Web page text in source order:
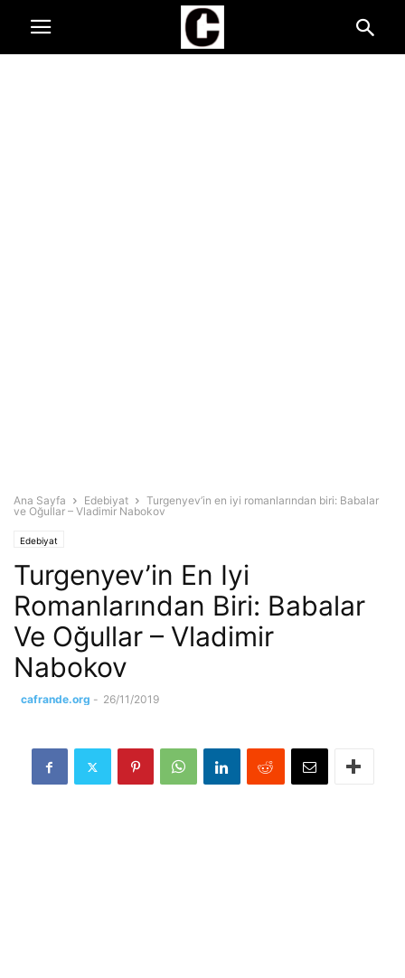
Ana Sayfa Edebiyat
Turgenyev’in en iyi romanlarından biri: Babalar
ve Oğullar – Vladimir Nabokov
Edebiyat
Turgenyev’in En Iyi
Romanlarından Biri: Babalar
Ve Oğullar – Vladimir
Nabokov
cafrande.org - 26/11/2019